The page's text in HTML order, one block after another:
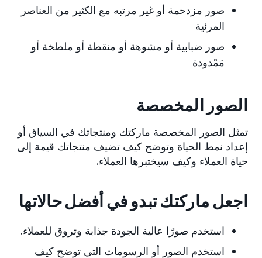
صور مزدحمة أو غير مرتبه مع الكثير من العناصر
المرئية
صور ضبابية أو مشوهة أو منقطة أو ملطخة أو
مَمْدودة
الصور المخصصة
تمثل الصور المخصصة ماركتك ومنتجاتك في السياق أو
إعداد نمط الحياة وتوضح كيف تضيف منتجاتك قيمة إلى
حياة العملاء وكيف سيختبرها العملاء.
اجعل ماركتك تبدو في أفضل حالاتها
استخدم صورًا عالية الجودة جذابة وتروق للعملاء.
استخدم الصور أو الرسومات التي توضح كيف